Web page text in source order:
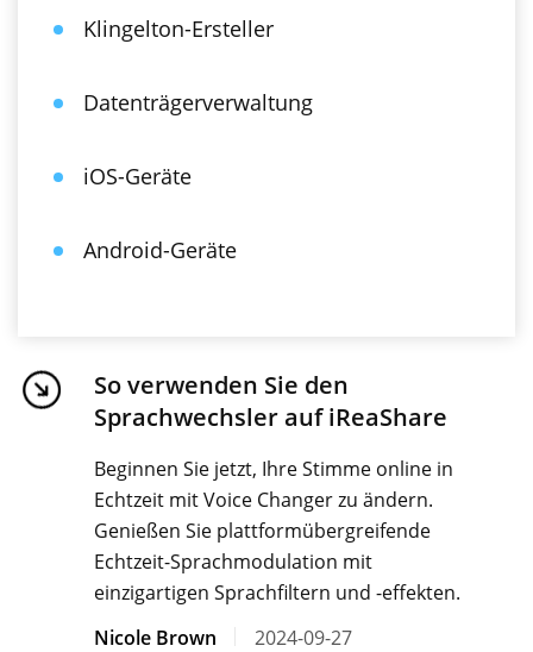
Klingelton-Ersteller
Datenträgerverwaltung
iOS-Geräte
Android-Geräte
So verwenden Sie den
Sprachwechsler auf iReaShare
Beginnen Sie jetzt, Ihre Stimme online in
Echtzeit mit Voice Changer zu ändern.
Genießen Sie plattformübergreifende
Echtzeit-Sprachmodulation mit
einzigartigen Sprachfiltern und -effekten.
Nicole Brown
2024-09-27